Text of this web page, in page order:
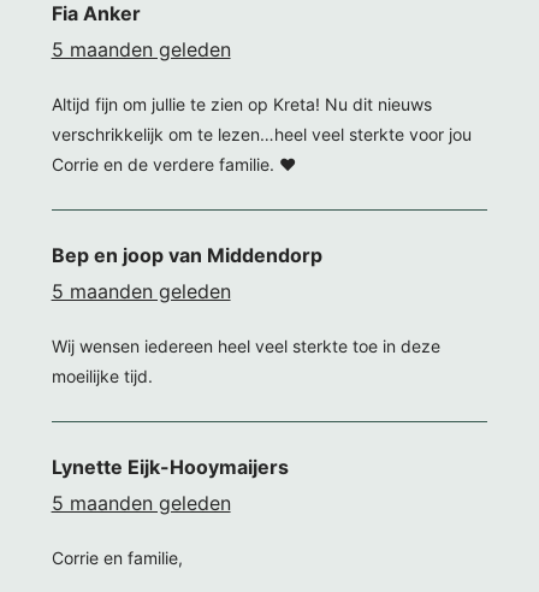
Fia Anker
5 maanden geleden
Altijd fijn om jullie te zien op Kreta! Nu dit nieuws
verschrikkelijk om te lezen…heel veel sterkte voor jou
Corrie en de verdere familie. ❤️
Bep en joop van Middendorp
5 maanden geleden
Wij wensen iedereen heel veel sterkte toe in deze
moeilijke tijd.
Lynette Eijk-Hooymaijers
5 maanden geleden
Corrie en familie,